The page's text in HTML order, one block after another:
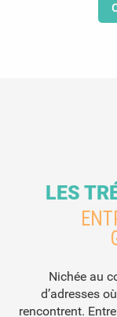
LES
Nichée au
d’adresses
rencontrent.